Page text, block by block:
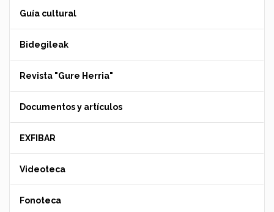
Guía cultural
Bidegileak
Revista "Gure Herria"
Documentos y artículos
EXFIBAR
Videoteca
Fonoteca